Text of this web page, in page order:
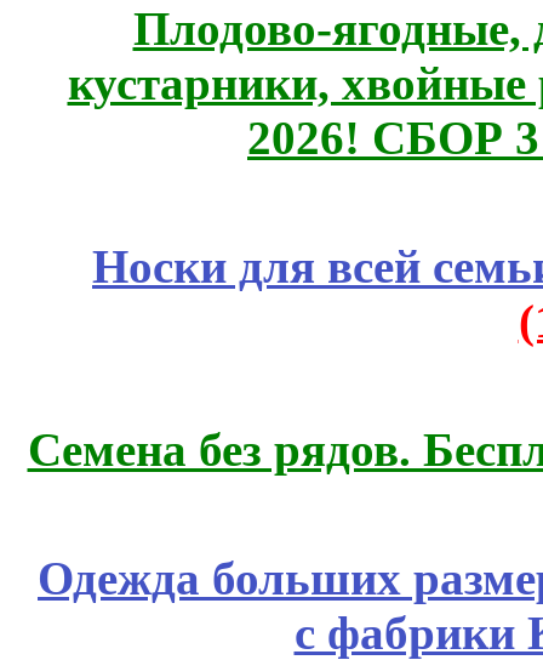
Плодово-ягодные,
кустарники,
2026! СБОР
Носки для всей
Семена без рядов.
Одежда больших
с фабрики